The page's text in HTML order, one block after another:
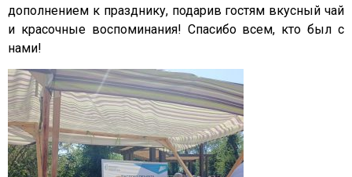
дополнением к празднику, подарив гостям вкусный чай
и красочные воспоминания! Спасибо всем, кто был с
нами!